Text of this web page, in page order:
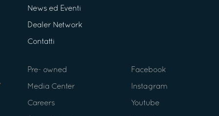
News ed Eventi
Dealer Network
Contatti
Pre- owned
Media Center
Careers
Facebook
Instagram
Youtube